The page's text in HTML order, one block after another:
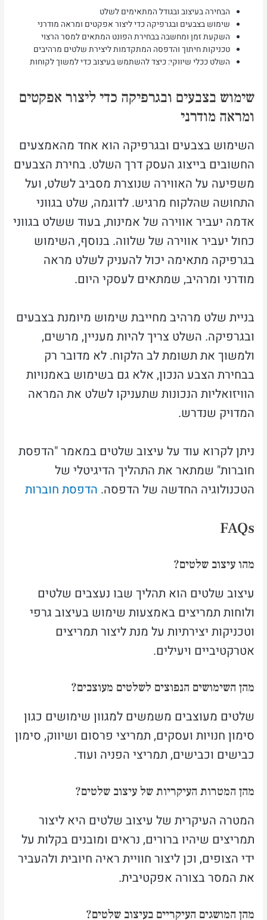
הבחירה בעיצוב ובגודל המתאימים לשלט
שימוש בצבעים ובגרפיקה כדי ליצור אפקטים ומראה מודרני
השקעת זמן ומחשבה בבחירת הפונט המתאים למסר הרצוי
טכניקות חיתוך והדפסה המתקדמות ליצירת שלטים מרהיבים
השלט ככלי שיווקי: כיצד להשתמש בעיצוב כדי למשוך לקוחות
שימוש בצבעים ובגרפיקה כדי ליצור אפקטים
ומראה מודרני
השימוש בצבעים ובגרפיקה הוא אחד מהאמצעים
החשובים בייצוג העסק דרך השלט. בחירת הצבעים
משפיעה על האווירה שנוצרת מסביב לשלט, ועל
התחושה שהלקוח מרגיש. לדוגמה, שלט בגווני
אדמה יעביר אווירה של אמינות, בעוד ששלט בגווני
כחול יעביר אווירה של שלווה. בנוסף, השימוש
בגרפיקה מתאימה יכול להעניק לשלט מראה
מודרני ומרהיב, שמתאים לעסקי היום.
בניית שלט מרהיב מחייבת שימוש מיומנת בצבעים
ובגרפיקה. השלט צריך להיות מעניין, מרשים,
ולמשוך את תשומת לב הלקוח. לא מדובר רק
בבחירת הצבע הנכון, אלא גם בשימוש באמנויות
הוויזואליות הנכונות שתעניקו לשלט את המראה
המדויק שנדרש.
ניתן לקרוא עוד על עיצוב שלטים במאמר "הדפסת
חוברות" שמתאר את התהליך הדיגיטלי של
הטכנולוגיה החדשה של הדפסה. הדפסת חוברות
FAQs
מהו עיצוב שלטים?
עיצוב שלטים הוא תהליך שבו נעצבים שלטים
ולוחות תמריצים באמצעות שימוש בעיצוב גרפי
וטכניקות יצירתיות על מנת ליצור תמריצים
אטרקטיביים ויעילים.
מהן השימושים הנפוצים לשלטים מעוצבים?
שלטים מעוצבים משמשים למגוון שימושים כגון
סימון חנויות ועסקים, תמריצי פרסום ושיווק, סימון
כבישים וכבישים, תמריצי הפניה ועוד.
מהן המטרות העיקריות של עיצוב שלטים?
המטרה העיקרית של עיצוב שלטים היא ליצור
תמריצים שיהיו ברורים, נראים ומובנים בקלות על
ידי הצופים, וכן ליצור חוויית ראיה חיובית ולהעביר
את המסר בצורה אפקטיבית.
מהן המושגים העיקריים בעיצוב שלטים?